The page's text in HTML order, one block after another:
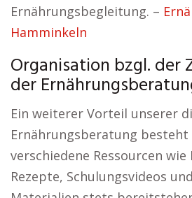
Ernährungsbegleitung. –
Hamminkeln
Organisation bzgl. der
der
Ein weiterer Vorteil unserer
Ernährungsberatung besteht
verschiedene Ressourcen
Rezepte, Schulungsvideos